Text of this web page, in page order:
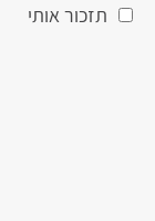
תזכור אותי